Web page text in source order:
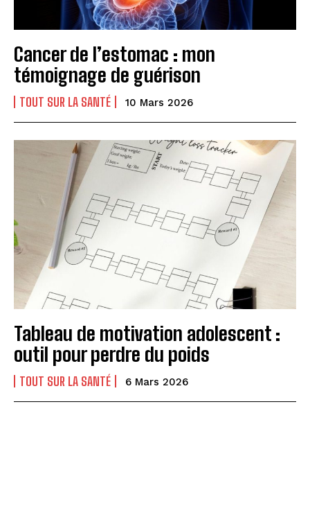
Cancer de l’estomac : mon
témoignage de guérison
TOUT SUR LA SANTÉ 10 Mars 2026
Tableau de motivation adolescent :
outil pour perdre du poids
TOUT SUR LA SANTÉ 6 Mars 2026